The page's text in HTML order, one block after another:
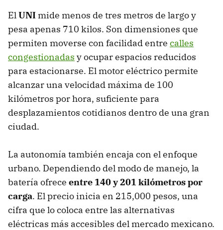
ElUNI mide menos de tres metros de largo y
pesa apenas 710 kilos. Son dimensiones que
permiten moverse con facilidad entre calles
congestionadas y ocupar espacios reducidos
para estacionarse. El motor eléctrico permite
alcanzar una velocidad máxima de 100
kilómetros por hora, suficiente para
desplazamientos cotidianos dentro de una gran
ciudad.
La autonomía también encaja con el enfoque
urbano. Dependiendo del modo de manejo, la
batería ofrece entre 140 y 201 kilómetros por
carga. El precio inicia en 215,000 pesos, una
cifra que lo coloca entre las alternativas
eléctricas más accesibles del mercado mexicano.